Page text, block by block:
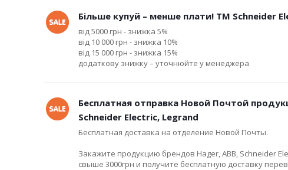
Більше купуй – менше плати! ТМ Schneider
від 5000 грн - знижка 5%
від 10 000 грн - знижка 10%
від 15 000 грн - знижка 15%
додаткову знижку – уточнюйте у менеджера
Бесплатная отправка Новой Почтой
Schneider Electric, Legrand
Бесплатная доставка на отделение Новой Почты.
Закажите продукцию брендов Hager, ABB, Schneider
свыше 3000грн и получите бесплатную доставку